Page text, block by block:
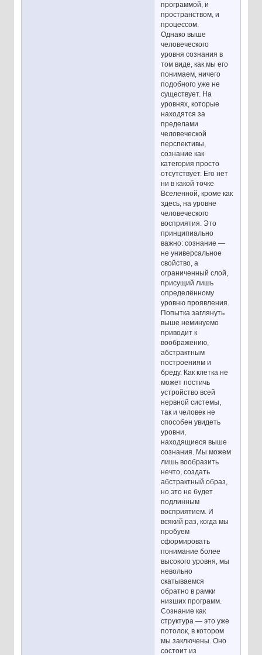
программой, и
пространством, и
процессом.
Однако выше
человеческого
уровня сознания в
том виде, как мы его
понимаем, ничего
подобного уже не
существует. На
уровнях, которые
находятся за
пределами
человеческой
перспективы,
сознание как
категория просто
отсутствует. Его нет
ни в какой точке
Вселенной, кроме как
здесь, на уровне
человеческого
восприятия. Это
принципиально
важно: сознание —
не универсальное
свойство, а
ограниченный слой,
присущий лишь
определённому
уровню проявления.
Попытка заглянуть
выше неминуемо
приводит к
воображению,
абстрактным
построениям и
бреду. Как клетка не
может постичь
устройство всей
нервной системы,
так и человек не
способен увидеть
уровни,
находящиеся выше
сознания. Мы можем
лишь вообразить
нечто, создать
абстрактный образ,
но это не будет
подлинным
восприятием. И
всякий раз, когда мы
пробуем
сформировать
понимание более
высокого уровня, мы
невольно
скатываемся
обратно в рамки
низших программ.
Сознание как
структура — это уже
потолок, в котором
мы заключены. Оно
состоит из